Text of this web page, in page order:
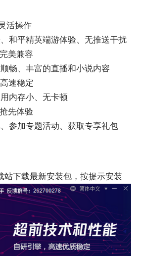
活操作
平精英端游体验、无推送干扰
美兼容
、丰富的直播和小说内容
速稳定
存小、无卡顿
先体验
加专题活动、获取专享礼包
下载最新安装包，按提示安装